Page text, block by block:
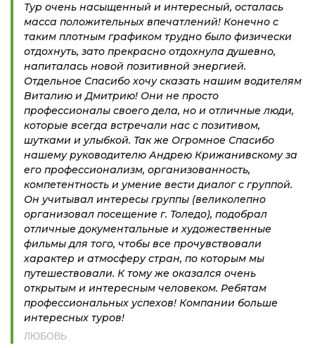
Тур очень насыщенный и интересный, осталась
масса положительных впечатлений! Конечно с
таким плотным графиком трудно было физически
отдохнуть, зато прекрасно отдохнула душевно,
напиталась новой позитивной энергией.
Отдельное Спасибо хочу сказать нашим водителям
Виталию и Дмитрию! Они не просто
профессионалы своего дела, но и отличные люди,
которые всегда встречали нас с позитивом,
шутками и улыбкой. Так же Огромное Спасибо
нашему руководителю Андрею Крижанивскому за
его профессионализм, организованность,
компетентность и умение вести диалог с группой.
Он учитывал интересы группы (великолепно
организовал посещение г. Толедо), подобрал
отличные документальные и художественные
фильмы для того, чтобы все прочувствовали
характер и атмосферу стран, по которым мы
путешествовали. К тому же оказался очень
открытым и интересным человеком. Ребятам
профессиональных успехов! Компании больше
интересных туров!
ЛЮБОВЬ